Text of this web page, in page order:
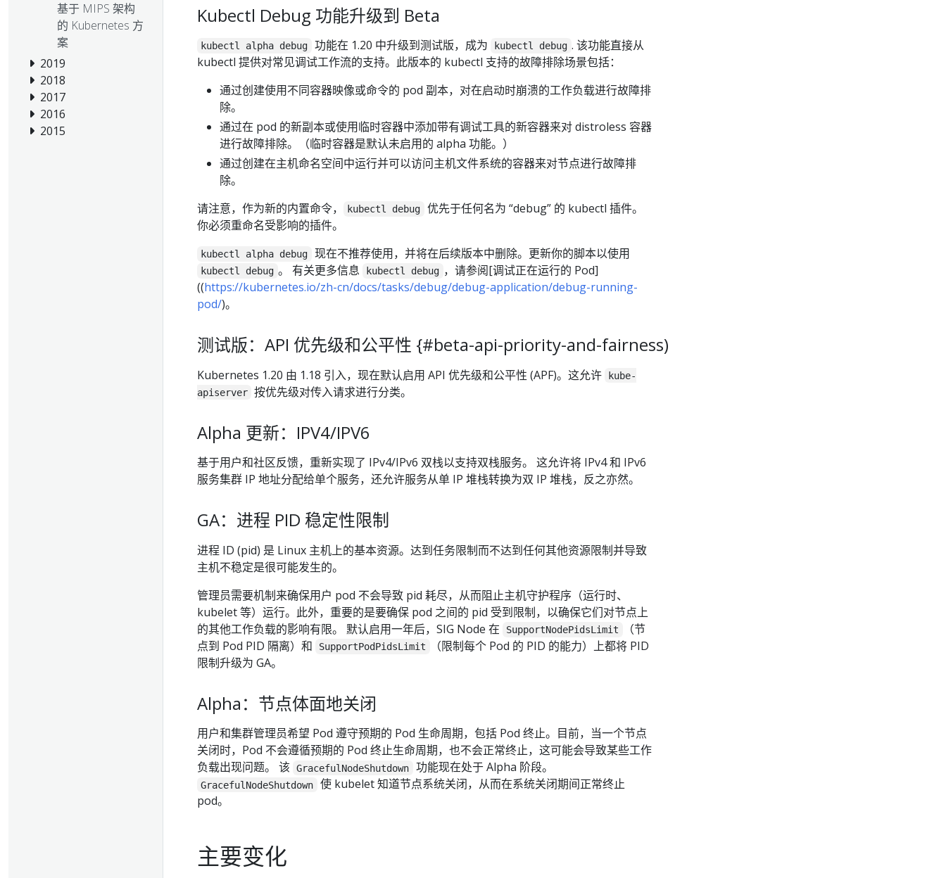
基于 MIPS 架构
的 Kubernetes 方
案
2019
2018
2017
2016
2015
Kubectl Debug 功能升级到 Beta
kubectl alpha debug 功能在 1.20 中升级到测试版，成为 kubectl debug . 该功能直接从
kubectl 提供对常见调试工作流的支持。此版本的 kubectl 支持的故障排除场景包括：
通过创建使用不同容器映像或命令的 pod 副本，对在启动时崩溃的工作负载进行故障排
除。
通过在 pod 的新副本或使用临时容器中添加带有调试工具的新容器来对 distroless 容器
进行故障排除。（临时容器是默认未启用的 alpha 功能。）
通过创建在主机命名空间中运行并可以访问主机文件系统的容器来对节点进行故障排
除。
请注意，作为新的内置命令，
kubectl debug
优先于任何名为 “debug” 的 kubectl 插件。
你必须重命名受影响的插件。
kubectl alpha debug 现在不推荐使用，并将在后续版本中删除。更新你的脚本以使用
kubectl debug 。 有关更多信息 kubectl debug ，请参阅[调试正在运行的 Pod]
((https://kubernetes.io/zh-cn/docs/tasks/debug/debug-application/debug-running-
pod/)。
测试版：API 优先级和公平性 {#beta-api-priority-and-fairness)
Kubernetes 1.20 由 1.18 引入，现在默认启用 API 优先级和公平性 (APF)。这允许
kube-
apiserver 按优先级对传入请求进行分类。
Alpha 更新：IPV4/IPV6
基于用户和社区反馈，重新实现了 IPv4/IPv6 双栈以支持双栈服务。 这允许将 IPv4 和 IPv6
服务集群 IP 地址分配给单个服务，还允许服务从单 IP 堆栈转换为双 IP 堆栈，反之亦然。
GA：进程 PID 稳定性限制
进程 ID (pid) 是 Linux 主机上的基本资源。达到任务限制而不达到任何其他资源限制并导致
主机不稳定是很可能发生的。
管理员需要机制来确保用户 pod 不会导致 pid 耗尽，从而阻止主机守护程序（运行时、
kubelet 等）运行。此外，重要的是要确保 pod 之间的 pid 受到限制，以确保它们对节点上
的其他工作负载的影响有限。 默认启用一年后，SIG Node 在
SupportNodePidsLimit
（节
点到 Pod PID 隔离）和
SupportPodPidsLimit
（限制每个 Pod 的 PID 的能力）上都将 PID
限制升级为 GA。
Alpha：节点体面地关闭
用户和集群管理员希望 Pod 遵守预期的 Pod 生命周期，包括 Pod 终止。目前，当一个节点
关闭时，Pod 不会遵循预期的 Pod 终止生命周期，也不会正常终止，这可能会导致某些工作
负载出现问题。 该
GracefulNodeShutdown 功能现在处于 Alpha 阶段。
GracefulNodeShutdown
使 kubelet 知道节点系统关闭，从而在系统关闭期间正常终止
pod。
主要变化